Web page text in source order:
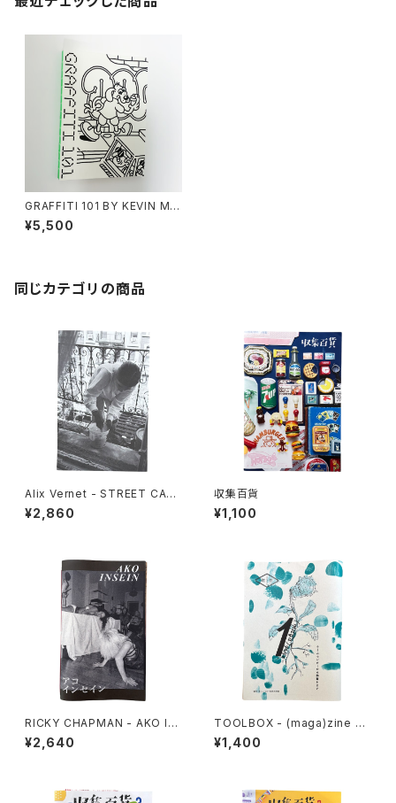
GRAFFITI 101 BY KEVIN MO
NAGHAN AND HUGO MART
INEZ
¥5,500
同じカテゴリの商品
Alix Vernet - STREET CAS
TS
¥2,860
収集百貨
¥1,100
RICKY CHAPMAN - AKO IN
SEIN
¥2,640
TOOLBOX - (maga)zine 雑
想 DIY実践思想録 1
¥1,400